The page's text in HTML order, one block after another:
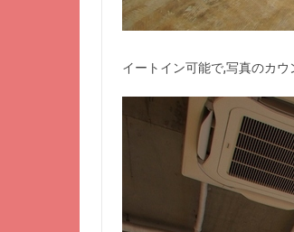
イートイン可能で,写真のカウ